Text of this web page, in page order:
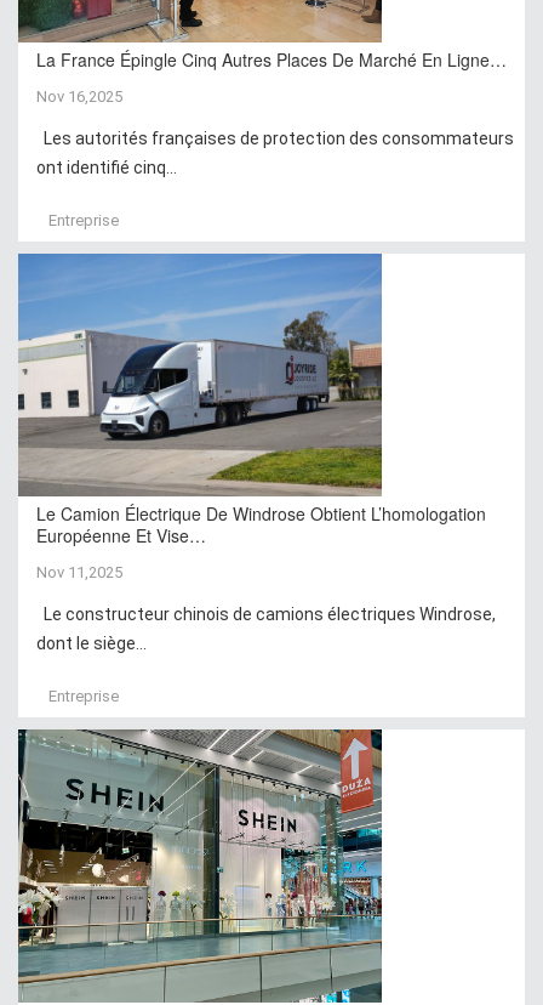
La France Épingle Cinq Autres Places De Marché En Ligne…
Nov 16,2025
Les autorités françaises de protection des consommateurs
ont identifié cinq...
Entreprise
Le Camion Électrique De Windrose Obtient L’homologation
Européenne Et Vise…
Nov 11,2025
Le constructeur chinois de camions électriques Windrose,
dont le siège...
Entreprise